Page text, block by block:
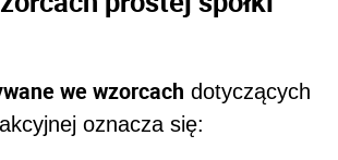
we wzorcach dotyczących
oznacza się: